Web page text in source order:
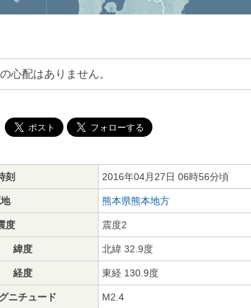
心配はありません。
刻 2016年04月27日 06時56分頃
熊本県熊本地方
度 震度2
緯度 北緯 32.9度
経度 東経 130.9度
ニチュード M2.4